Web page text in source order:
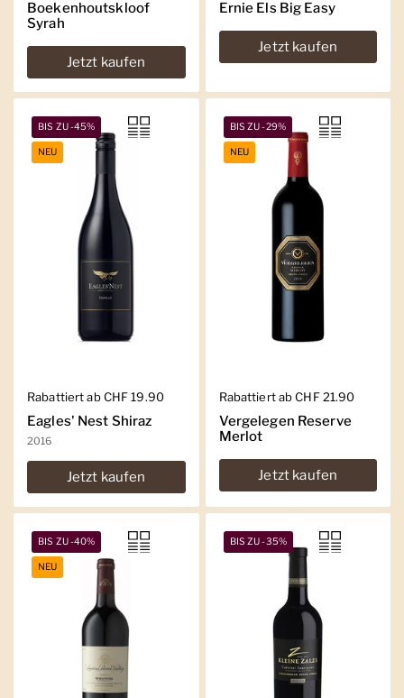
Boekenhoutskloof
Syrah
Jetzt kaufen
Ernie Els Big Easy
Jetzt kaufen
Regulärer Preis
Rabattiert ab CHF 19.90
Eagles' Nest Shiraz
2016
Jetzt kaufen
BIS ZU -45%
NEU
Regulärer Preis
Rabattiert ab CHF 21.90
Vergelegen Reserve
Merlot
Jetzt kaufen
BIS ZU -29%
NEU
BIS ZU -40%
NEU
BIS ZU -35%